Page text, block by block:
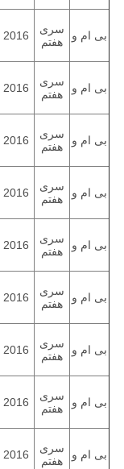
بی ام و
سری
هفتم
2016
بی ام و
سری
هفتم
2016
بی ام و
سری
هفتم
2016
بی ام و
سری
هفتم
2016
بی ام و
سری
هفتم
2016
بی ام و
سری
هفتم
2016
بی ام و
سری
هفتم
2016
بی ام و
سری
هفتم
2016
بی ام و
سری
هفتم
2016